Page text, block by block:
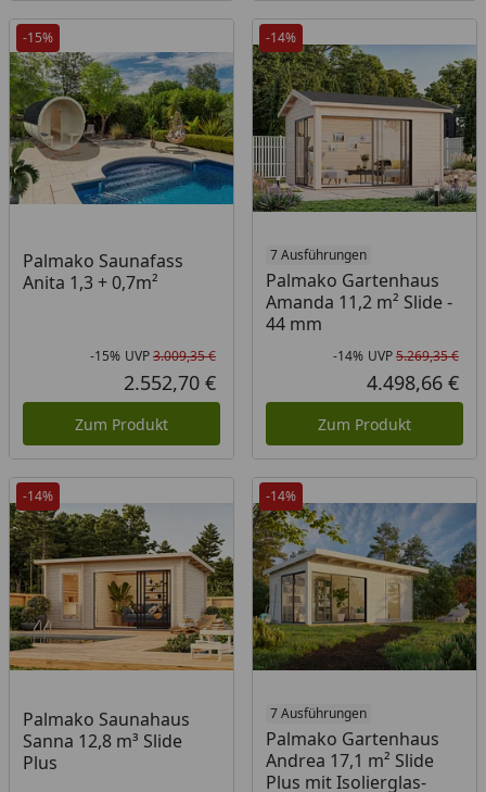
-15%
Palmako Saunafass
Anita 1,3 + 0,7m²
Rabatt in Prozent
-15%
Ursprünglicher Preis
UVP3.009,35 €
Aktueller Preis
2.552,70 €
Zum Produkt
-14%
7 Ausführungen
Palmako Gartenhaus
Amanda 11,2 m² Slide -
44 mm
-14% UVP5.269,35 €
4.498,66 €
Zum Produkt
-14%
Palmako Saunahaus
Sanna 12,8 m³ Slide
Plus
-14%
7 Ausführungen
Palmako Gartenhaus
Andrea 17,1 m² Slide
Plus mit Isolierglas-